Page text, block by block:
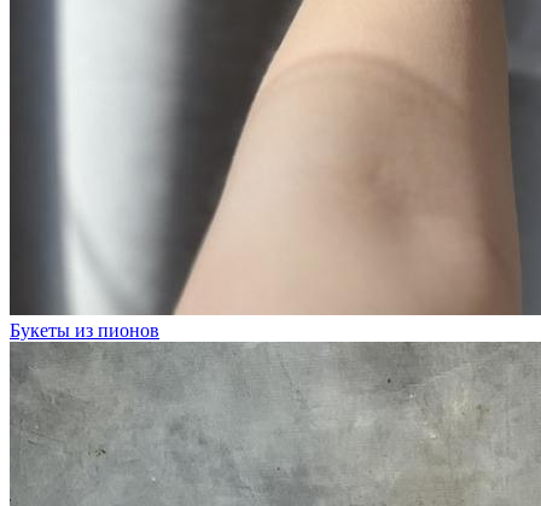
Букеты из пионов